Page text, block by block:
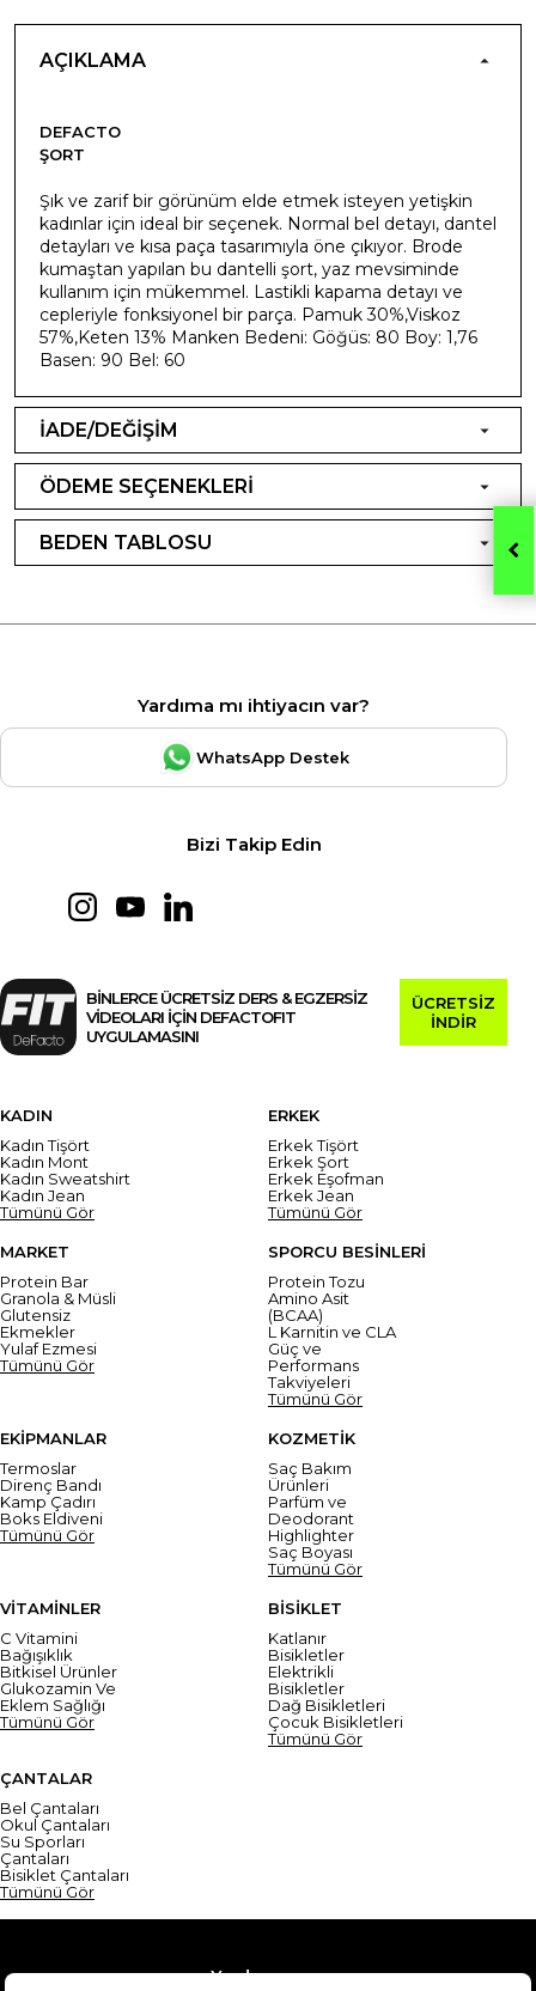
AÇIKLAMA
DEFACTO
ŞORT
Şık ve zarif bir görünüm elde etmek isteyen yetişkin
kadınlar için ideal bir seçenek. Normal bel detayı, dantel
detayları ve kısa paça tasarımıyla öne çıkıyor. Brode
kumaştan yapılan bu dantelli şort, yaz mevsiminde
kullanım için mükemmel. Lastikli kapama detayı ve
cepleriyle fonksiyonel bir parça. Pamuk 30%,Viskoz
57%,Keten 13% Manken Bedeni: Göğüs: 80 Boy: 1,76
Basen: 90 Bel: 60
İADE/DEĞİŞİM
ÖDEME SEÇENEKLERİ
BEDEN TABLOSU
Yardıma mı ihtiyacın var?
WhatsApp Destek
Bizi Takip Edin
BİNLERCE ÜCRETSİZ DERS & EGZERSİZ
VİDEOLARI İÇİN DEFACTOFIT
UYGULAMASINI
ÜCRETSİZ
İNDİR
KADIN
Kadın Tişört
Kadın Mont
Kadın Sweatshirt
Kadın Jean
Tümünü Gör
ERKEK
Erkek Tişört
Erkek Şort
Erkek Eşofman
Erkek Jean
Tümünü Gör
MARKET
Protein Bar
Granola & Müsli
Glutensiz
Ekmekler
Yulaf Ezmesi
Tümünü Gör
SPORCU BESİNLERİ
Protein Tozu
Amino Asit
(BCAA)
L Karnitin ve CLA
Güç ve
Performans
Takviyeleri
Tümünü Gör
EKİPMANLAR
Termoslar
Direnç Bandı
Kamp Çadırı
Boks Eldiveni
Tümünü Gör
KOZMETİK
Saç Bakım
Ürünleri
Parfüm ve
Deodorant
Highlighter
Saç Boyası
Tümünü Gör
VİTAMİNLER
C Vitamini
Bağışıklık
Bitkisel Ürünler
Glukozamin Ve
Eklem Sağlığı
Tümünü Gör
BİSİKLET
Katlanır
Bisikletler
Elektrikli
Bisikletler
Dağ Bisikletleri
Çocuk Bisikletleri
Tümünü Gör
ÇANTALAR
Bel Çantaları
Okul Çantaları
Su Sporları
Çantaları
Bisiklet Çantaları
Tümünü Gör
Yardım